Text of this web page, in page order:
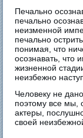
Печально
печально
неизменной
печально
понимая, что
осознавать, что
жизненной
неизбежно
Человеку не
поэтому все мы,
актеры,
своей